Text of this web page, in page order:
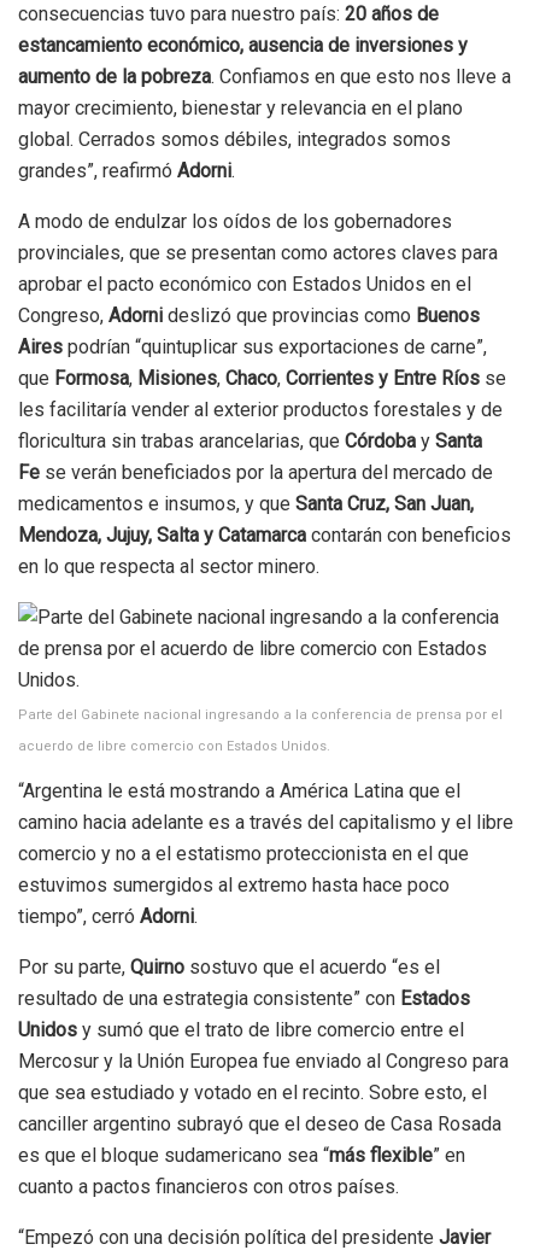
consecuencias tuvo para nuestro país: 20 años de
estancamiento económico, ausencia de inversiones y
aumento de la pobreza. Confiamos en que esto nos lleve a
mayor crecimiento, bienestar y relevancia en el plano
global. Cerrados somos débiles, integrados somos
grandes”, reafirmó Adorni.
A modo de endulzar los oídos de los gobernadores
provinciales, que se presentan como actores claves para
aprobar el pacto económico con Estados Unidos en el
Congreso, Adorni deslizó que provincias como Buenos
Aires podrían “quintuplicar sus exportaciones de carne”,
que Formosa, Misiones, Chaco, Corrientes y Entre Ríos se
les facilitaría vender al exterior productos forestales y de
floricultura sin trabas arancelarias, que Córdoba y Santa
Fe se verán beneficiados por la apertura del mercado de
medicamentos e insumos, y que Santa Cruz, San Juan,
Mendoza, Jujuy, Salta y Catamarca contarán con beneficios
en lo que respecta al sector minero.
Parte del Gabinete nacional ingresando a la conferencia de prensa por el
acuerdo de libre comercio con Estados Unidos.
“Argentina le está mostrando a América Latina que el
camino hacia adelante es a través del capitalismo y el libre
comercio y no a el estatismo proteccionista en el que
estuvimos sumergidos al extremo hasta hace poco
tiempo”, cerró Adorni.
Por su parte, Quirno sostuvo que el acuerdo “es el
resultado de una estrategia consistente” con Estados
Unidos y sumó que el trato de libre comercio entre el
Mercosur y la Unión Europea fue enviado al Congreso para
que sea estudiado y votado en el recinto. Sobre esto, el
canciller argentino subrayó que el deseo de Casa Rosada
es que el bloque sudamericano sea “más flexible” en
cuanto a pactos financieros con otros países.
“Empezó con una decisión política del presidente Javier